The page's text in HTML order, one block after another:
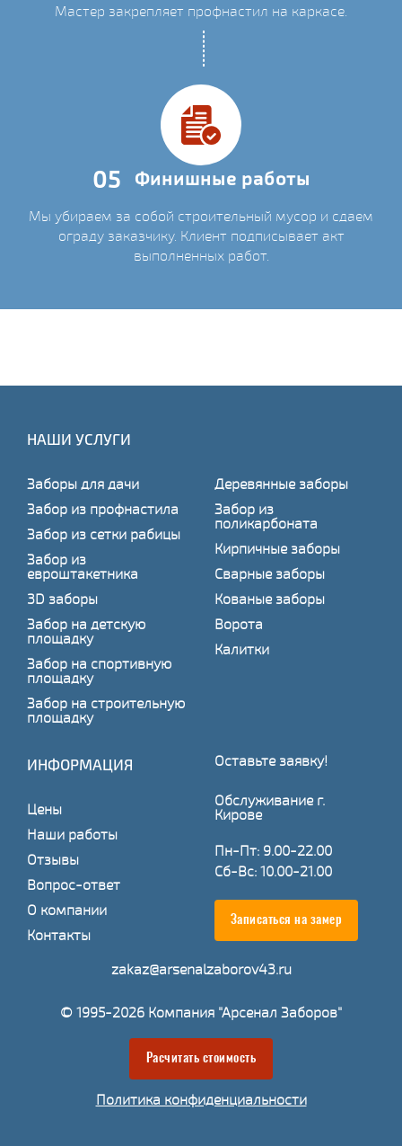
Мастер закрепляет профнастил на каркасе.
05 Финишные работы
Мы убираем за собой строительный мусор и сдаем
ограду заказчику. Клиент подписывает акт
выполненных работ.
НАШИ УСЛУГИ
Заборы для дачи
Забор из профнастила
Забор из сетки рабицы
Забор из
евроштакетника
3D заборы
Забор на детскую
площадку
Забор на спортивную
площадку
Забор на строительную
площадку
Деревянные заборы
Забор из
поликарбоната
Кирпичные заборы
Сварные заборы
Кованые заборы
Ворота
Калитки
ИНФОРМАЦИЯ
Цены
Наши работы
Отзывы
Вопрос-ответ
О компании
Контакты
Оставьте заявку!
Обслуживание г.
Кирове
Пн-Пт: 9.00-22.00
Сб-Вс: 10.00-21.00
Записаться на замер
zakaz@arsenalzaborov43.ru
© 1995-2026 Компания "Арсенал Заборов"
Расчитать стоимость
Политика конфиденциальности